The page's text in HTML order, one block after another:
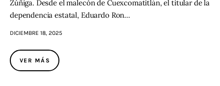
Zúñiga. Desde el malecón de Cuexcomatitlán, el titular de la
dependencia estatal, Eduardo Ron…
DICIEMBRE 18, 2025
VER MÁS